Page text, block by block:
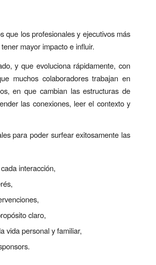
que los profesionales y ejecutivos más
mayor impacto e influir.
y que evoluciona rápidamente, con
muchos colaboradores trabajan en
en que cambian las estructuras de
las conexiones, leer el contexto y
para poder surfear exitosamente las
interacción,
claro,
vida personal y familiar,